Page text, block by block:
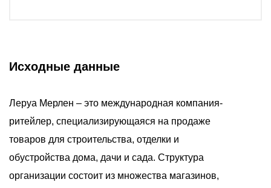
Исходные данные
Леруа Мерлен – это международная компания-
ритейлер, специализирующаяся на продаже
товаров для строительства, отделки и
обустройства дома, дачи и сада. Структура
организации состоит из множества магазинов,